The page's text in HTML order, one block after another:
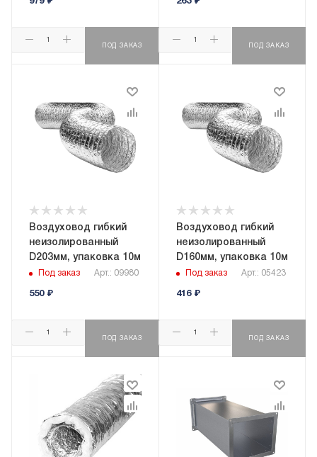
ПОД ЗАКАЗ ПОД ЗАКАЗ
Воздуховод гибкий
неизолированный
D203мм, упаковка 10м
Под заказ Арт.: 09980
550₽
ПОД ЗАКАЗ
Воздуховод гибкий
неизолированный
D160мм, упаковка 10м
Под заказ Арт.: 05423
416₽
ПОД ЗАКАЗ